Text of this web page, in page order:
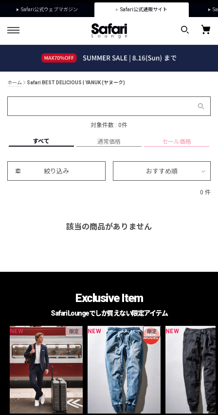
Safari公式ウェブマガジン Safari公式通販サイト
ホーム Safari BEST DELICIOUS | YANUK (ヤヌーク)
対象件数 : 0件
すべて 通常価格 セール価格
絞り込み おすすめ順
0 件
該当の商品がありません
Exclusive Item
Safari Loungeでしか買えない限定アイテム
NEW 限定 NEW 限定 NEW